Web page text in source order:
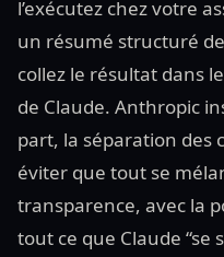
l’exécutez chez votre
un résumé structuré
collez le résultat dans
de Claude. Anthropic
part, la séparation des
éviter que tout se
transparence, avec la
tout ce que Claude “se